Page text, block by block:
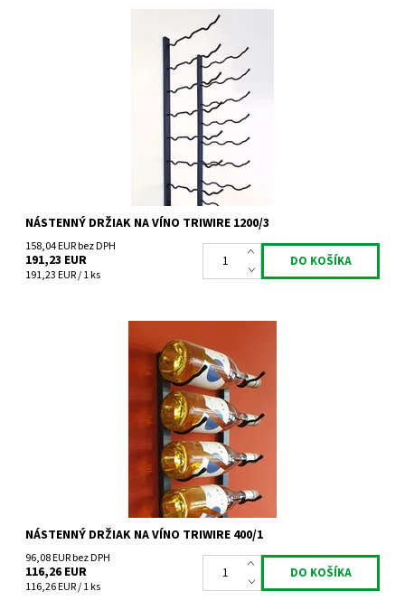
Nástenný kovový držiak na víno Triwire 1200/3
Do 4 týdnů
NÁSTENNÝ DRŽIAK NA VÍNO TRIWIRE 1200/3
158,04 EUR bez DPH
191,23 EUR
191,23 EUR / 1 ks
Nástenný kovový držiak na víno Triwire 400/1
Skladem 3 ks
NÁSTENNÝ DRŽIAK NA VÍNO TRIWIRE 400/1
96,08 EUR bez DPH
116,26 EUR
116,26 EUR / 1 ks